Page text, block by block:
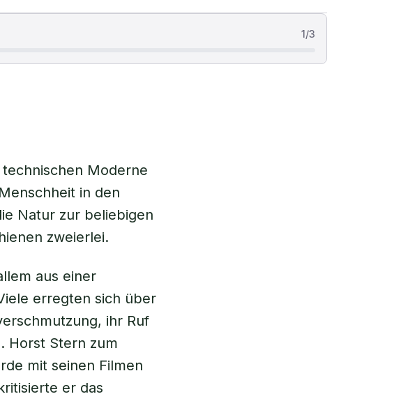
1/3
Moderne
in den
Natur zur beliebigen
zweierlei.
aus einer
erregten sich über
ihr Ruf
Horst Stern zum
mit seinen Filmen
er das